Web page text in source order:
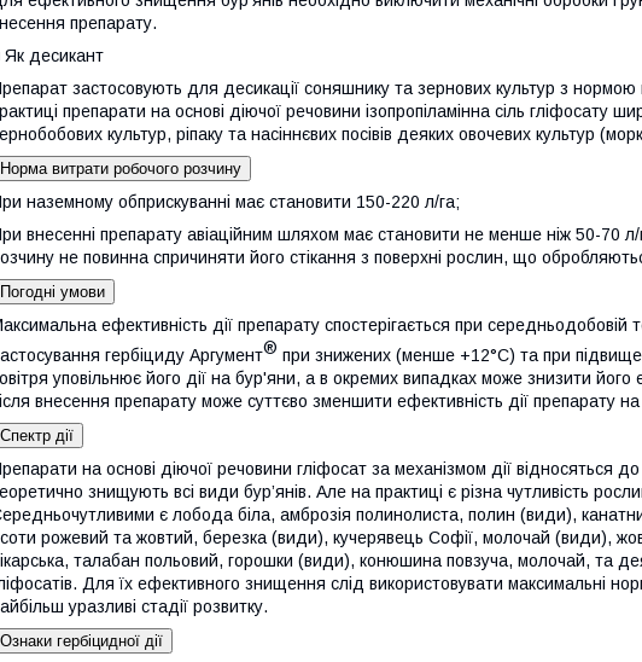
препарату.
Як десикант
застосовують для десикації соняшнику та зернових культур з нормою
препарати на основі діючої речовини ізопропіламінна сіль гліфосату
культур, ріпаку та насіннєвих посівів деяких овочевих культур
Норма витрати робочого розчину
наземному обприскуванні має становити 150-220 л/га;
внесенні препарату авіаційним шляхом має становити не менше ніж 50-70
не повинна спричиняти його стікання з поверхні рослин, що
Погодні умови
ефективність дії препарату спостерігається при середньодобовій
гербіциду Аргумент® при знижених (менше +12°С) та при
уповільнює його дії на бур'яни, а в окремих випадках може знизити
внесення препарату може суттєво зменшити ефективність дії препарату
Спектр дії
на основі діючої речовини гліфосат за механізмом дії відносяться до
знищують всі види бур’янів. Але на практиці є різна чутливість
є лобода біла, амброзія полинолиста, полин (види),
рожевий та жовтий, березка (види), кучерявець Софії, молочай (види),
талабан польовий, горошки (види), конюшина повзуча, молочай, та
Для їх ефективного знищення слід використовувати максимальні
уразливі стадії розвитку.
Ознаки гербіцидної дії